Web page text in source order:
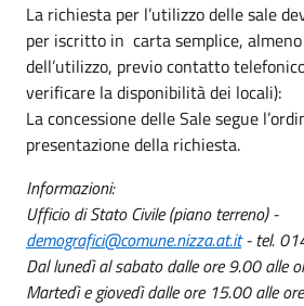
La richiesta per l’utilizzo delle sale
per iscritto in carta semplice,
dell’utilizzo, previo contatto
verificare la disponibilità dei locali):
La concessione delle Sale segue
presentazione della richiesta.
Informazioni:
Ufficio di Stato Civile (piano terreno) -
demografici@comune.nizza.at.it- tel.
Dal lunedì al sabato dalle ore 9.00 alle
Martedì e giovedì dalle ore 15.00 alle